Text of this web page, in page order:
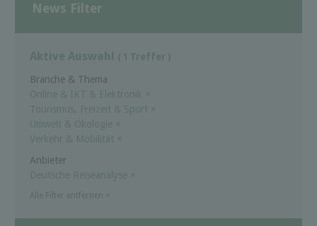
News Filter
Aktive Auswahl ( 1 Treffer )
Branche & Thema
Online & IKT & Elektronik ×
Tourismus, Freizeit & Sport ×
Umwelt & Ökologie ×
Verkehr & Mobilität ×
Anbieter
Deutsche Reiseanalyse ×